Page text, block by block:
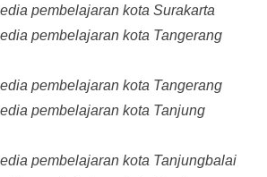
pembelajaran kota Surakarta
pembelajaran kota Tangerang
pembelajaran kota Tangerang
pembelajaran kota Tanjung
pembelajaran kota Tanjungbalai